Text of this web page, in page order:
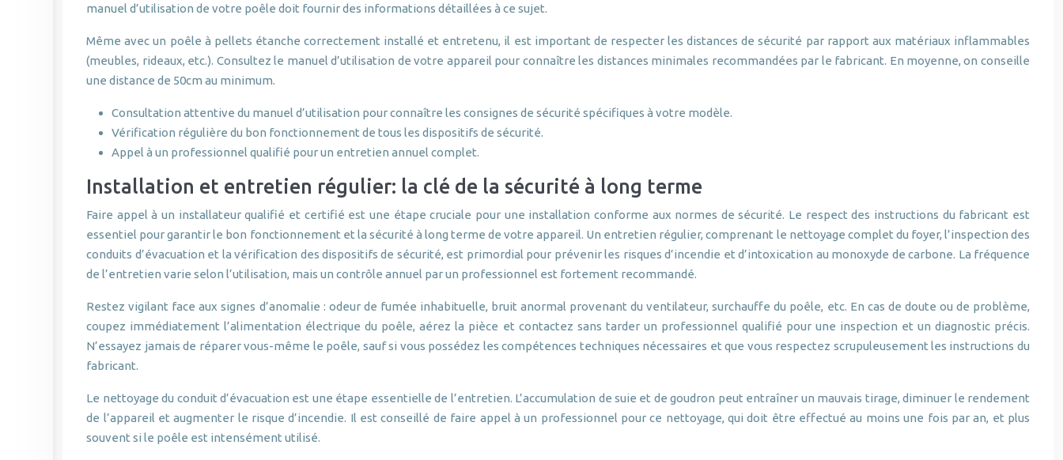
manuel d’utilisation de votre poêle doit fournir des informations détaillées à ce sujet.
Même avec un poêle à pellets étanche correctement installé et entretenu, il est important de respecter les distances de sécurité par rapport aux matériaux inflammables
(meubles, rideaux, etc.). Consultez le manuel d’utilisation de votre appareil pour connaître les distances minimales recommandées par le fabricant. En moyenne, on conseille
une distance de 50cm au minimum.
Consultation attentive du manuel d’utilisation pour connaître les consignes de sécurité spécifiques à votre modèle.
Vérification régulière du bon fonctionnement de tous les dispositifs de sécurité.
Appel à un professionnel qualifié pour un entretien annuel complet.
Installation et entretien régulier: la clé de la sécurité à long terme
Faire appel à un installateur qualifié et certifié est une étape cruciale pour une installation conforme aux normes de sécurité. Le respect des instructions du fabricant est
essentiel pour garantir le bon fonctionnement et la sécurité à long terme de votre appareil. Un entretien régulier, comprenant le nettoyage complet du foyer, l’inspection des
conduits d’évacuation et la vérification des dispositifs de sécurité, est primordial pour prévenir les risques d’incendie et d’intoxication au monoxyde de carbone. La fréquence
de l’entretien varie selon l’utilisation, mais un contrôle annuel par un professionnel est fortement recommandé.
Restez vigilant face aux signes d’anomalie : odeur de fumée inhabituelle, bruit anormal provenant du ventilateur, surchauffe du poêle, etc. En cas de doute ou de problème,
coupez immédiatement l’alimentation électrique du poêle, aérez la pièce et contactez sans tarder un professionnel qualifié pour une inspection et un diagnostic précis.
N’essayez jamais de réparer vous-même le poêle, sauf si vous possédez les compétences techniques nécessaires et que vous respectez scrupuleusement les instructions du
fabricant.
Le nettoyage du conduit d’évacuation est une étape essentielle de l’entretien. L’accumulation de suie et de goudron peut entraîner un mauvais tirage, diminuer le rendement
de l’appareil et augmenter le risque d’incendie. Il est conseillé de faire appel à un professionnel pour ce nettoyage, qui doit être effectué au moins une fois par an, et plus
souvent si le poêle est intensément utilisé.